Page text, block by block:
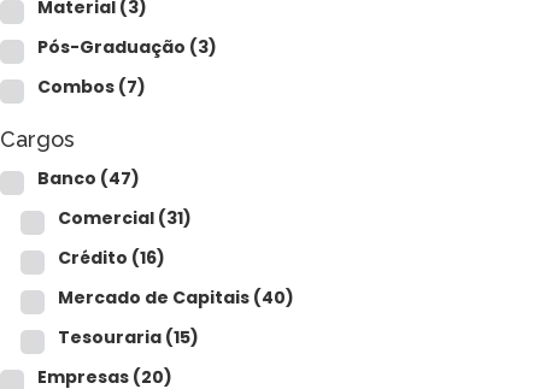
Material (3)
Pós-Graduação (3)
Combos (7)
Cargos
Banco (47)
Comercial (31)
Crédito (16)
Mercado de Capitais (40)
Tesouraria (15)
Empresas (20)